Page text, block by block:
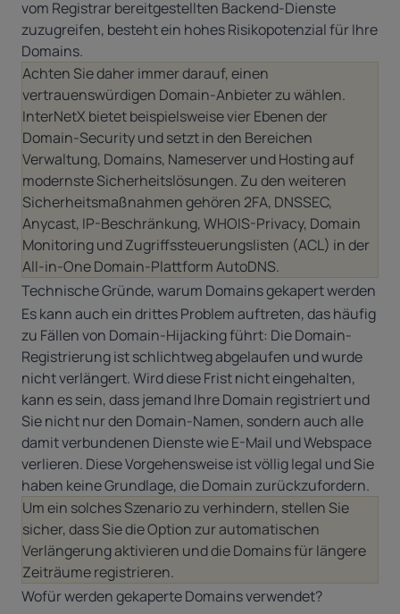
vom Registrar bereitgestellten Backend-Dienste
zuzugreifen, besteht ein hohes Risikopotenzial für Ihre
Domains.
Achten Sie daher immer darauf, einen
vertrauenswürdigen Domain-Anbieter zu wählen.
InterNetX bietet beispielsweise vier Ebenen der
Domain-Security und setzt in den Bereichen
Verwaltung, Domains, Nameserver und Hosting auf
modernste Sicherheitslösungen. Zu den weiteren
Sicherheitsmaßnahmen gehören 2FA, DNSSEC,
Anycast, IP-Beschränkung, WHOIS-Privacy, Domain
Monitoring und Zugriffssteuerungslisten (ACL) in der
All-in-One Domain-Plattform AutoDNS.
Technische Gründe, warum Domains gekapert werden
Es kann auch ein drittes Problem auftreten, das häufig
zu Fällen von Domain-Hijacking führt: Die Domain-
Registrierung ist schlichtweg abgelaufen und wurde
nicht verlängert. Wird diese Frist nicht eingehalten,
kann es sein, dass jemand Ihre Domain registriert und
Sie nicht nur den Domain-Namen, sondern auch alle
damit verbundenen Dienste wie E-Mail und Webspace
verlieren. Diese Vorgehensweise ist völlig legal und Sie
haben keine Grundlage, die Domain zurückzufordern.
Um ein solches Szenario zu verhindern, stellen Sie
sicher, dass Sie die Option zur automatischen
Verlängerung aktivieren und die Domains für längere
Zeiträume registrieren.
Wofür werden gekaperte Domains verwendet?